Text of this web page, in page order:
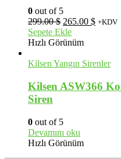
0 out of 5
299.00$ Orijinal
fiyat:
299.00 $.
265.00 $Şu
+KDV
Sepete Ekle
Hızlı Görünüm
Kilsen Yangın Sirenler
Kilsen ASW366
Siren
0 out of 5
Devamını oku
Hızlı Görünüm